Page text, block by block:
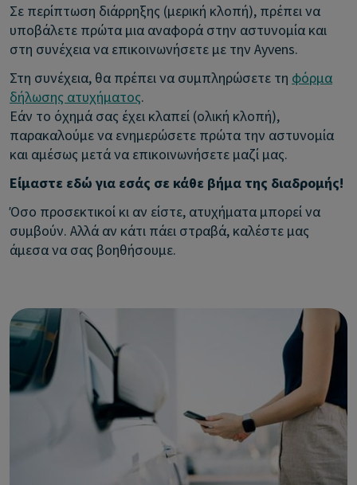
Σε περίπτωση διάρρηξης (μερική κλοπή), πρέπει να
υποβάλετε πρώτα μια αναφορά στην αστυνομία και
στη συνέχεια να επικοινωνήσετε με την Ayvens.
Στη συνέχεια, θα πρέπει να συμπληρώσετε τη φόρμα
δήλωσης ατυχήματος.
Εάν το όχημά σας έχει κλαπεί (ολική κλοπή),
παρακαλούμε να ενημερώσετε πρώτα την αστυνομία
και αμέσως μετά να επικοινωνήσετε μαζί μας.
Είμαστε εδώ για εσάς σε κάθε βήμα της διαδρομής!
Όσο προσεκτικοί κι αν είστε, ατυχήματα μπορεί να
συμβούν. Αλλά αν κάτι πάει στραβά, καλέστε μας
άμεσα να σας βοηθήσουμε.